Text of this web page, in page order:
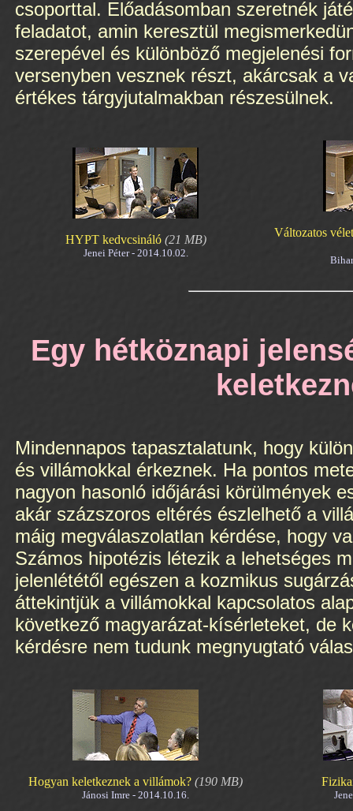
csoporttal. Előadásomban szeretnék
feladatot, amin keresztül
szerepével és különböző megjelenési
versenyben vesznek részt, akárcsak a
értékes tárgyjutalmakban részesülnek.
HYPT kedvcsináló(21 MB)
Jenei Péter - 2014.10.02.
Változatos
Egy hétköznapi
Mindennapos tapasztalatunk, hogy
és villámokkal érkeznek. Ha pontos
nagyon hasonló időjárási körülmények
akár százszoros eltérés észlelhető a
máig megválaszolatlan kérdése, hogy
Számos hipotézis létezik a lehetséges
jelenlététől egészen a kozmikus
áttekintjük a villámokkal kapcsolatos
következő magyarázat-kísérleteket, de
kérdésre nem tudunk megnyugtató
Hogyan keletkeznek a villámok? (190 MB)
Jánosi Imre - 2014.10.16.